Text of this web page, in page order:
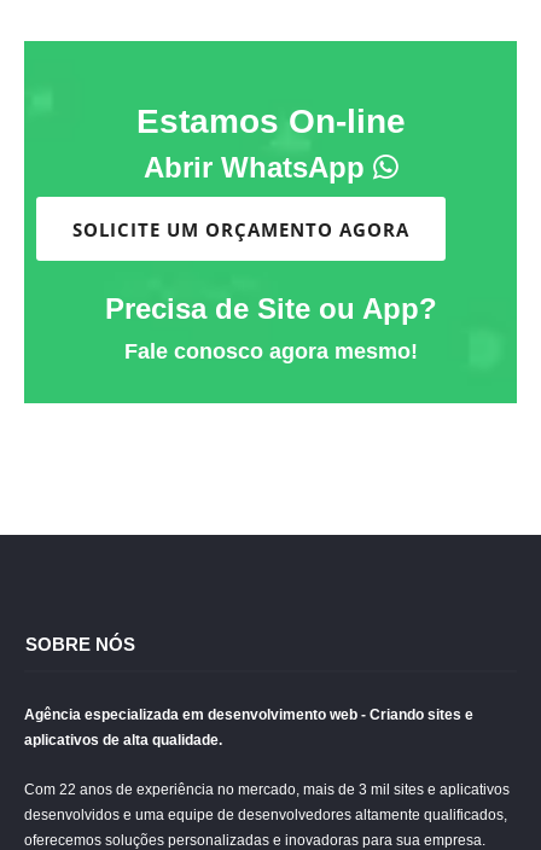
Estamos On-line
Abrir WhatsApp
SOLICITE UM ORÇAMENTO AGORA
Precisa de Site ou App?
Fale conosco agora mesmo!
SOBRE NÓS
Agência especializada em desenvolvimento web - Criando sites e
aplicativos de alta qualidade.
Com 22 anos de experiência no mercado, mais de 3 mil sites e aplicativos
desenvolvidos e uma equipe de desenvolvedores altamente qualificados,
oferecemos soluções personalizadas e inovadoras para sua empresa.